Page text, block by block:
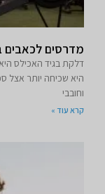
מדרסים
דלקת בגיד האכילס
היא שכיחה יותר אצל
וחובבי
קרא עוד »